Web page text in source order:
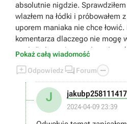
absolutnie nigdzie.
wlazłem na łódki i próbowałem
uporem maniaka nie chce
komentarza dlaczego nie mogę
napis " nie można tutaj
Pokaż całą wiadomość
Odpowiedz  Forum 
J
2024-04-09 23:39